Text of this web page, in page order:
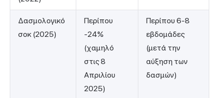
Δασμολογικό
σοκ (2025)
Περίπου
-24%
(χαμηλό
στις 8
Απριλίου
2025)
Περίπου 6-8
εβδομάδες
(μετά την
αύξηση των
δασμών)